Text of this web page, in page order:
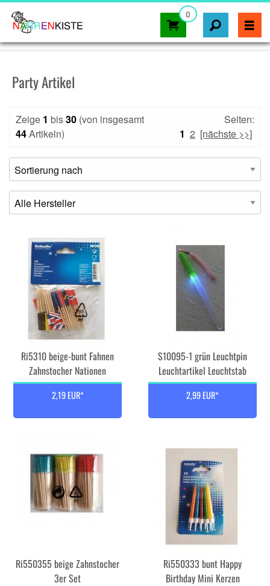
0
Party Artikel
Zeige 1 bis30 (von insgesamt
44Artikeln)
Seiten:
1 2 [nächste >>]
Ri5310 beige-bunt Fahnen
Zahnstocher Nationen
2,19 EUR*
S10095-1 grün Leuchtpin
Leuchtartikel Leuchtstab
2,99 EUR*
Ri550355 beige Zahnstocher
3er Set
Ri550333 bunt Happy
Birthday Mini Kerzen